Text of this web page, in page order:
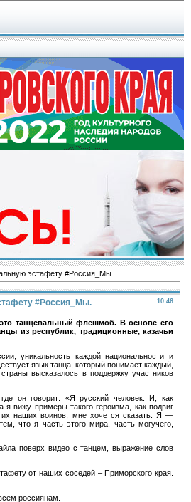
эстафету #Россия_Мы.
10:46
#Россия_Мы.
танцевальный флешмоб. В основе его
из республик, традиционные, казачьи
уникальность каждой национальности и
язык танца, который понимает каждый,
высказалось в поддержку участников
он говорит: «Я русский человек. И, как
вижу примеры такого героизма, как подвиг
наших воинов, мне хочется сказать: Я —
что я часть этого мира, часть могучего,
поверх видео с танцем, выражение слов
от наших соседей – Приморского края.
россиянам.